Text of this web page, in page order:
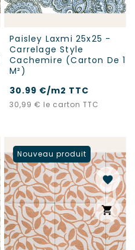
Paisley Laxmi 25x25 -
Carrelage Style
Cachemire (carton De 1
M²)
30.99 €/m2 TTC
30,99 € le carton TTC
Nouveau produit
favorite
shopping_cart